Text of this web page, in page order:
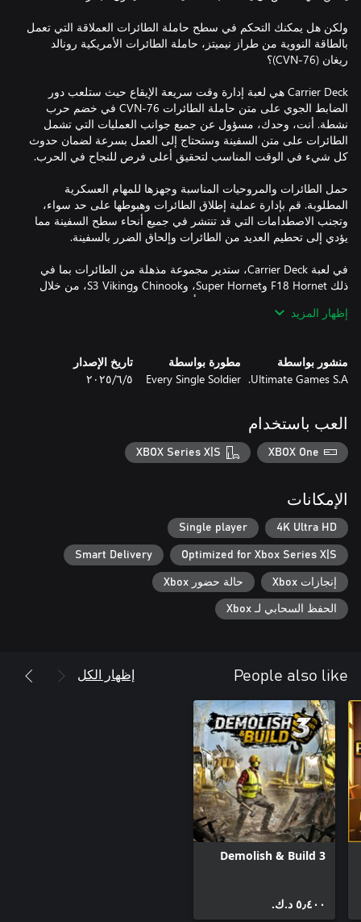
ولكن هل يمكنك التحكم في سطح حاملة الطائرات العملاقة التي تعمل
بالطاقة النووية من طراز نيميتز، حاملة الطائرات الأمريكية رونالد
Carrier Deck هي لعبة إدارة وقت سريعة الإيقاع حيث ستلعب دور
الضابط الجوي على متن حاملة الطائرات CVN-76 في خضم حرب
نشطة. أنت، وحدك، مسؤول عن جميع جوانب العمليات التي تشمل
الطائرات على متن السفينة وستحتاج إلى العمل بسرعة لضمان حدوث
حمل الطائرات والمروحيات المناسبة وجهزها للمهام العسكرية
المطلوبة. قم بإدارة عملية إطلاق الطائرات وهبوطها على حد سواء،
وتجنب الاصطدامات التي قد تنتشر في جميع أنحاء سطح السفينة مما
في لعبة Carrier Deck، ستدير مجموعة مذهلة من الطائرات بما في
ذلك F18 Hornet وSuper Hornet، وChinook وS3 Viking، من خلال
حملة تغطي المحيطات في جميع أنحاء العالم. اختبر مهاراتك في
مجموعة كاملة من العمليات في جميع أنحاء العالم في وضع الحملة
2. صيانة الطائرات وإدارة سطح حظيرة الطائرات وإدارة حظيرة
3. اختيار وإطلاق مهام البحث للكشف عن التهديدات الجوية والسطحية
8. مجموعة كاملة من الطائرات والمروحيات على متن الطائرات من
المقاتلات إلى طائرات الإنذار المبكر وطائرات الكشف.
إظهار المزيد
منشور بواسطة
Ultimate Games S.A.
مطورة بواسطة
Every Single Soldier
تاريخ الإصدار
٥‏/٦‏/٢٠٢٥
العب باستخدام
XBOX One
XBOX Series X|S
الإمكانات
4K Ultra HD
Single player
Optimized for Xbox Series X|S
Smart Delivery
إنجازات Xbox حالة حضور Xbox
الحفظ السحابي لـ Xbox
People also like إظهار الكل
Demolish & Build 3
٥٫٤٠٠ د.ك.‏